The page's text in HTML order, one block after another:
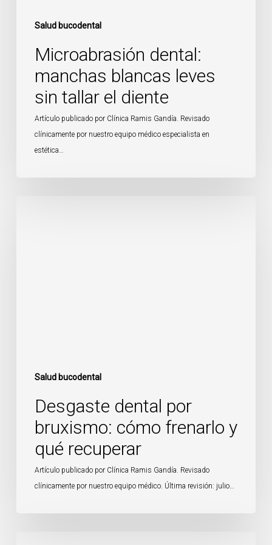
Salud bucodental
Microabrasión dental:
manchas blancas leves
sin tallar el diente
Artículo publicado por Clínica Ramis Gandía. Revisado
clínicamente por nuestro equipo médico especialista en
estética…
Salud bucodental
Desgaste dental por
bruxismo: cómo frenarlo y
qué recuperar
Artículo publicado por Clínica Ramis Gandía. Revisado
clínicamente por nuestro equipo médico. Última revisión: julio…